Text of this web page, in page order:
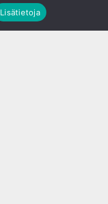
Lisätietoja